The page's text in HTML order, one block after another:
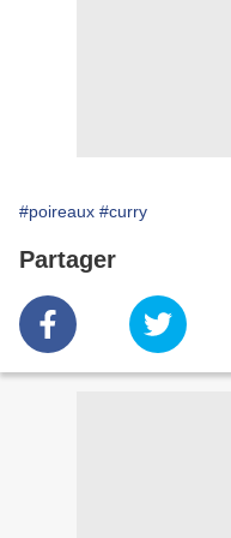
#poireaux #curry
Partager